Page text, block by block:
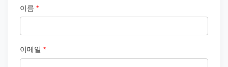
이름 *
이메일 *